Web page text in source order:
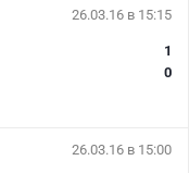
26.03.16 в 15:15
1
0
26.03.16 в 15:00